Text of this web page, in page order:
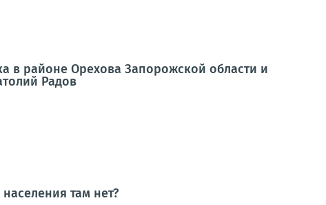
в районе Орехова Запорожской области и
Радов
там нет?